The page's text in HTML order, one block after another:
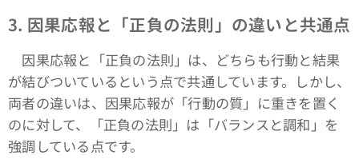
3. 因果応報と「正負の法則」の違いと共通点
因果応報と「正負の法則」は、どちらも行動と結果
が結びついているという点で共通しています。しかし、
両者の違いは、因果応報が「行動の質」に重きを置く
のに対して、「正負の法則」は「バランスと調和」を
強調している点です。